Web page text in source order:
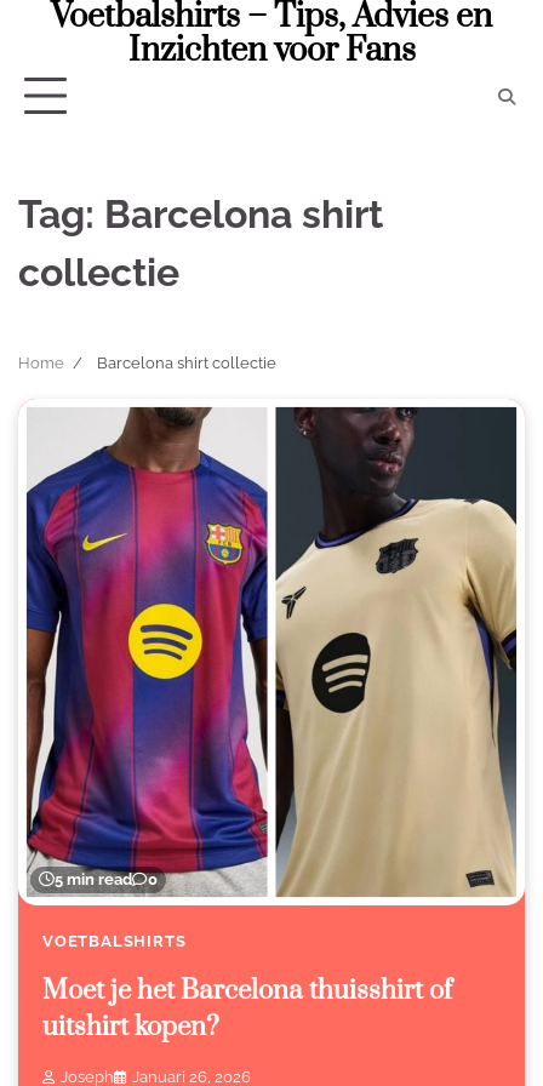
Voetbalshirts – Tips, Advies en
Inzichten voor Fans
Tag: Barcelona shirt
collectie
Home Barcelona shirt collectie
5 min read 0
VOETBALSHIRTS
Moet je het Barcelona thuisshirt of
uitshirt kopen?
Joseph Januari 26, 2026